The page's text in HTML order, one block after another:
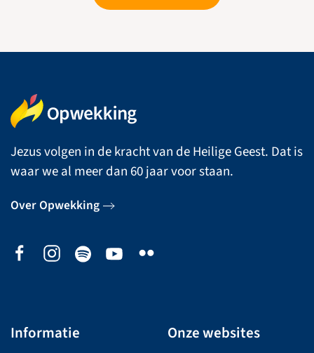
Jezus volgen in de kracht van de Heilige Geest. Dat is
waar we al meer dan 60 jaar voor staan.
Over Opwekking
Informatie Onze websites